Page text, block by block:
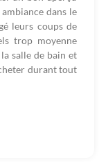
dans le
leurs coups de
trop moyenne
salle de bain et
durant tout